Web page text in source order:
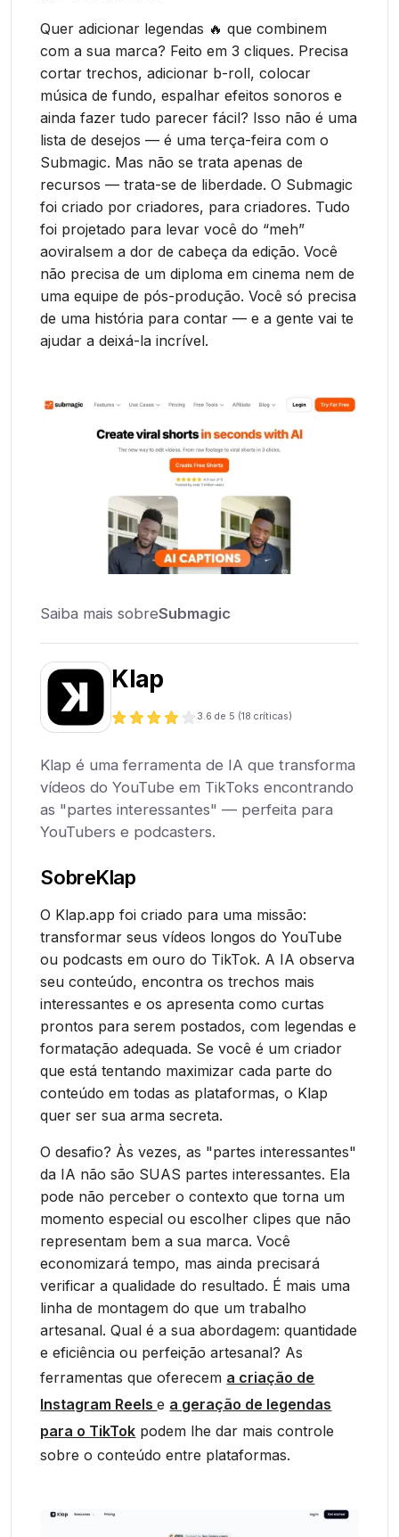
Quer adicionar legendas 🔥 que combinem
com a sua marca? Feito em 3 cliques. Precisa
cortar trechos, adicionar b-roll, colocar
música de fundo, espalhar efeitos sonoros e
ainda fazer tudo parecer fácil? Isso não é uma
lista de desejos — é uma terça-feira com o
Submagic. Mas não se trata apenas de
recursos — trata-se de liberdade. O Submagic
foi criado por criadores, para criadores. Tudo
foi projetado para levar você do “meh”
aoviralsem a dor de cabeça da edição. Você
não precisa de um diploma em cinema nem de
uma equipe de pós-produção. Você só precisa
de uma história para contar — e a gente vai te
ajudar a deixá-la incrível.
Saiba mais sobreSubmagic
Klap
3.6 de 5 (18 críticas)
Klap é uma ferramenta de IA que transforma
vídeos do YouTube em TikToks encontrando
as "partes interessantes" — perfeita para
YouTubers e podcasters.
SobreKlap
O Klap.app foi criado para uma missão:
transformar seus vídeos longos do YouTube
ou podcasts em ouro do TikTok. A IA observa
seu conteúdo, encontra os trechos mais
interessantes e os apresenta como curtas
prontos para serem postados, com legendas e
formatação adequada. Se você é um criador
que está tentando maximizar cada parte do
conteúdo em todas as plataformas, o Klap
quer ser sua arma secreta.
O desafio? Às vezes, as "partes interessantes"
da IA não são SUAS partes interessantes. Ela
pode não perceber o contexto que torna um
momento especial ou escolher clipes que não
representam bem a sua marca. Você
economizará tempo, mas ainda precisará
verificar a qualidade do resultado. É mais uma
linha de montagem do que um trabalho
artesanal. Qual é a sua abordagem: quantidade
e eficiência ou perfeição artesanal? As
ferramentas que oferecem a criação de
Instagram Reelse a geração de legendas
para o TikTok podem lhe dar mais controle
sobre o conteúdo entre plataformas.